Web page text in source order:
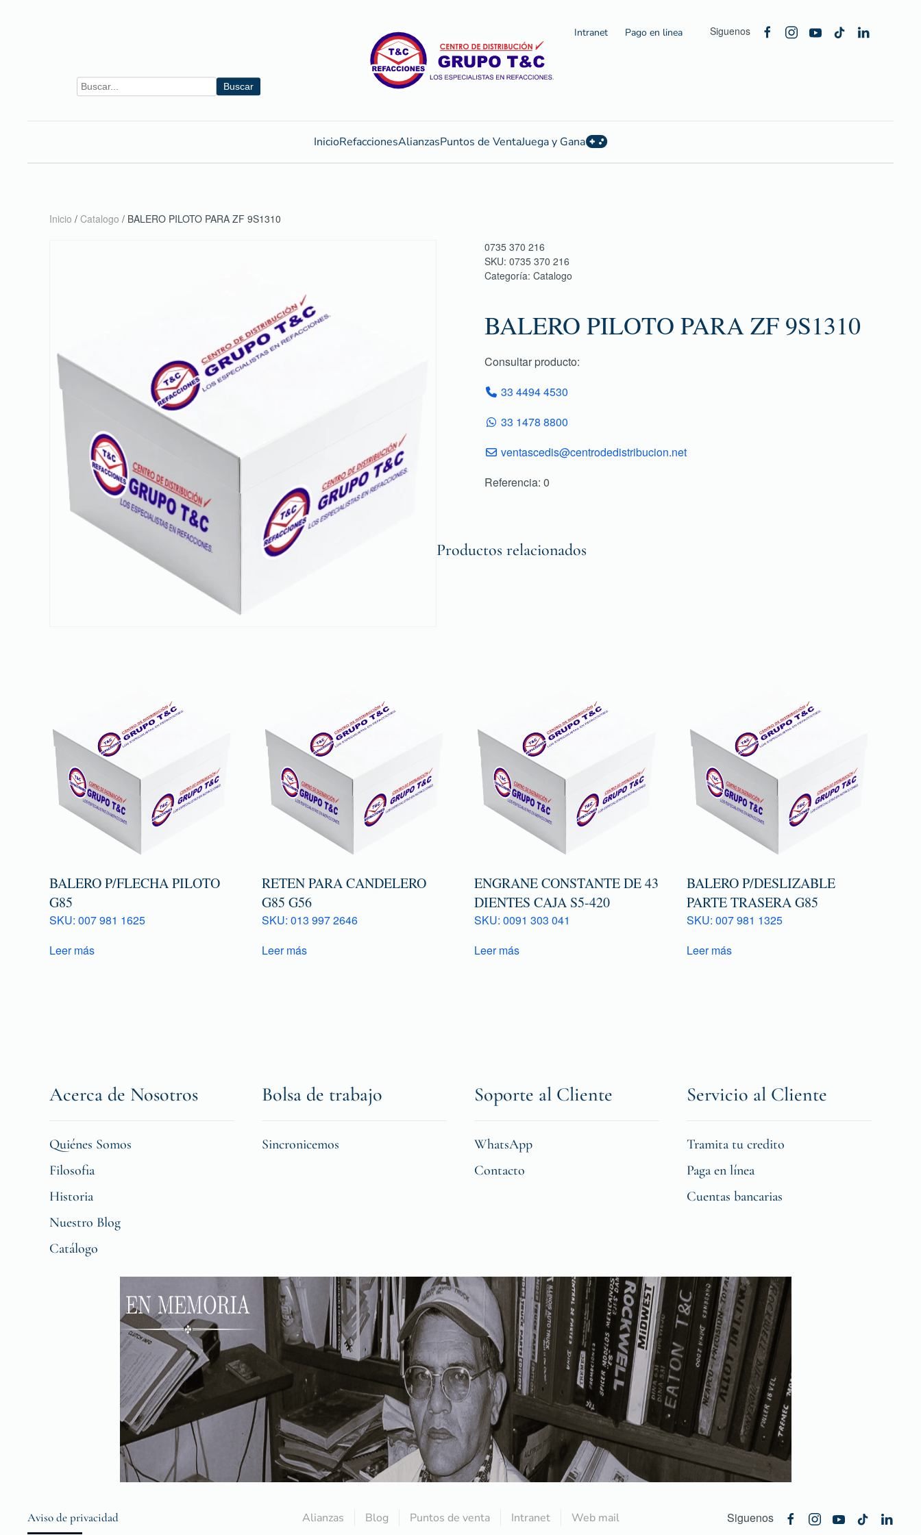
Buscar
Intranet Pago en linea Siguenos
InicioRefaccionesAlianzasPuntos de VentaJuega y Gana
Inicio / Catalogo / BALERO PILOTO PARA ZF 9S1310
0735 370 216
SKU: 0735 370 216
Categoría: Catalogo
BALERO PILOTO PARA ZF 9S1310
Consultar producto:
33 4494 4530
33 1478 8800
ventascedis@centrodedistribucion.net
Referencia: 0
Productos relacionados
BALERO P/FLECHA PILOTO
G85
SKU: 007 981 1625
Leer más
RETEN PARA CANDELERO
G85 G56
SKU: 013 997 2646
Leer más
ENGRANE CONSTANTE DE 43
DIENTES CAJA S5-420
SKU: 0091 303 041
Leer más
BALERO P/DESLIZABLE
PARTE TRASERA G85
SKU: 007 981 1325
Leer más
Acerca de Nosotros
Quiénes Somos
Filosofia
Historia
Nuestro Blog
Catálogo
Bolsa de trabajo
Sincronicemos
Soporte al Cliente
WhatsApp
Contacto
Servicio al Cliente
Tramita tu credito
Paga en línea
Cuentas bancarias
Aviso de privacidad Alianzas Blog Puntos de venta Intranet Web mail Siguenos